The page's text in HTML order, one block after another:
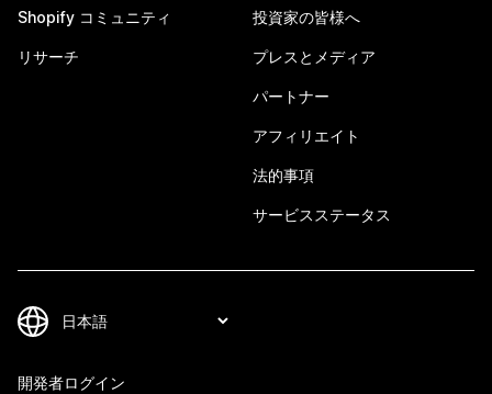
Shopify コミュニティ
リサーチ
投資家の皆様へ
プレスとメディア
パートナー
アフィリエイト
法的事項
サービスステータス
開発者ログイン